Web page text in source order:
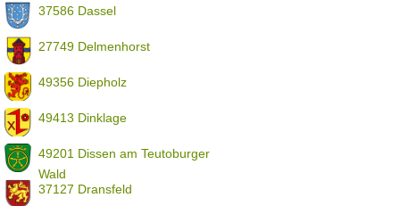
37586 Dassel
27749 Delmenhorst
49356 Diepholz
49413 Dinklage
49201 Dissen am Teutoburger
Wald
37127 Dransfeld